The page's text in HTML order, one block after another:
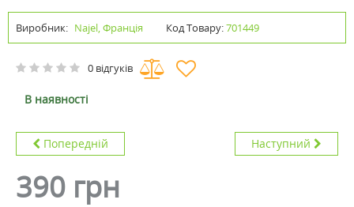
Виробник: Najel, Франція Код Товару:701449
0 відгуків
В наявності
Попередній Наступний
390 грн